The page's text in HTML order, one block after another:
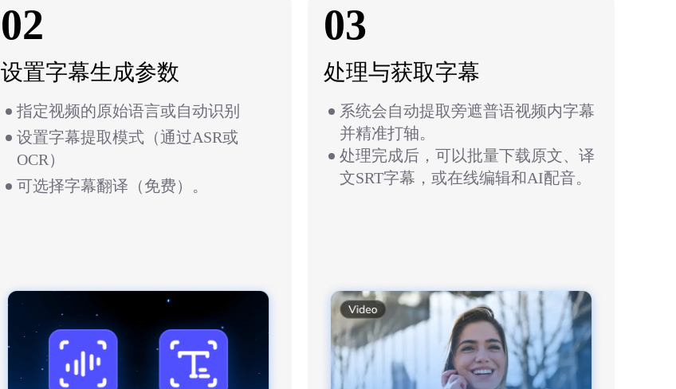
02
设置字幕生成参数
指定视频的原始语言或自动识别
设置字幕提取模式（通过ASR或
OCR）
可选择字幕翻译（免费）。
03
处理与获取字幕
系统会自动提取旁遮普语视频内字幕
并精准打轴。
处理完成后，可以批量下载原文、译
文SRT字幕，或在线编辑和AI配音。